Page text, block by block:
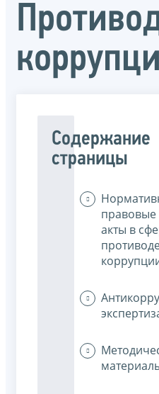
Содержание
страницы
акты в